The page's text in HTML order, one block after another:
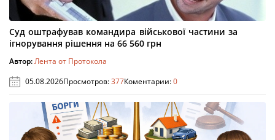
Суд оштрафував командира військової частини за
ігнорування рішення на 66 560 грн
Автор:Лента от Протокола
05.08.2026Просмотров:377Коментарии:0